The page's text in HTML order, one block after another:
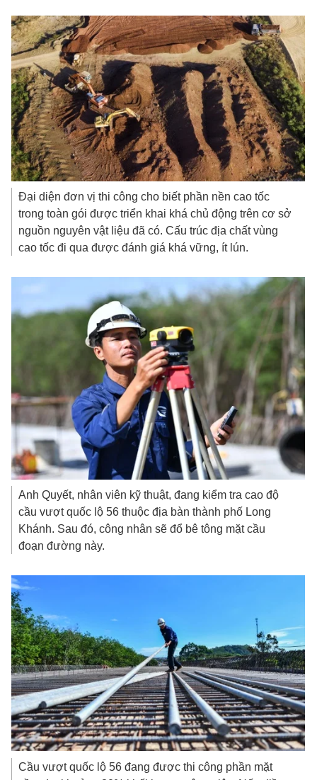
Đại diện đơn vị thi công cho biết phần nền cao tốc
trong toàn gói được triển khai khá chủ động trên cơ sở
nguồn nguyên vật liệu đã có. Cấu trúc địa chất vùng
cao tốc đi qua được đánh giá khá vững, ít lún.
Anh Quyết, nhân viên kỹ thuật, đang kiểm tra cao độ
cầu vượt quốc lộ 56 thuộc địa bàn thành phố Long
Khánh. Sau đó, công nhân sẽ đổ bê tông mặt cầu
đoạn đường này.
Cầu vượt quốc lộ 56 đang được thi công phần mặt